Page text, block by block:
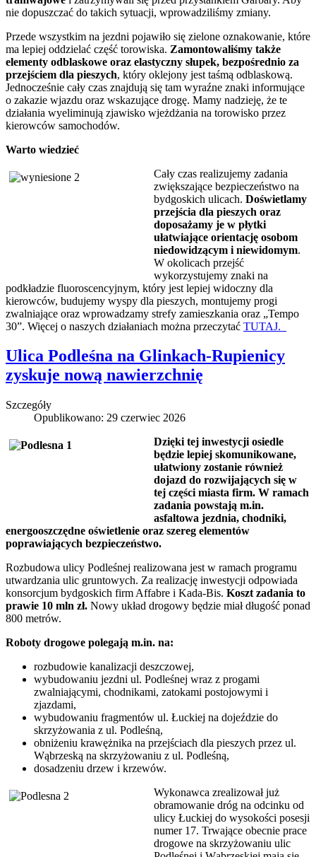
nie dopuszczać do takich sytuacji, wprowadziliśmy zmiany.
Przede wszystkim na jezdni pojawiło się zielone oznakowanie, które
ma lepiej oddzielać część torowiska. Zamontowaliśmy także
elementy odblaskowe oraz elastyczny słupek, bezpośrednio za
przejściem dla pieszych, który oklejony jest taśmą odblaskową.
Jednocześnie cały czas znajdują się tam wyraźne znaki informujące
o zakazie wjazdu oraz wskazujące drogę. Mamy nadzieję, że te
działania wyeliminują zjawisko wjeżdżania na torowisko przez
kierowców samochodów.
Warto wiedzieć
Cały czas realizujemy zadania
zwiększające bezpieczeństwo na
bydgoskich ulicach. Doświetlamy
przejścia dla pieszych oraz
doposażamy je w płytki
ułatwiające orientację osobom
niedowidzącym i niewidomym.
W okolicach przejść
wykorzystujemy znaki na
podkładzie fluoroscencyjnym, który jest lepiej widoczny dla
kierowców, budujemy wyspy dla pieszych, montujemy progi
zwalniające oraz wprowadzamy strefy zamieszkania oraz „Tempo
30”. Więcej o naszych działaniach można przeczytać TUTAJ.
Ulica Podleśna na Glinkach-Rupienicy
zyskuje nową nawierzchnię
Szczegóły
Opublikowano: 29 czerwiec 2026
Dzięki tej inwestycji osiedle
będzie lepiej skomunikowane,
ułatwiony zostanie również
dojazd do rozwijających się w
tej części miasta firm. W ramach
zadania powstają m.in.
asfaltowa jezdnia, chodniki,
energooszczędne oświetlenie oraz szereg elementów
poprawiających bezpieczeństwo.
Rozbudowa ulicy Podleśnej realizowana jest w ramach programu
utwardzania ulic gruntowych. Za realizację inwestycji odpowiada
konsorcjum bydgoskich firm Affabre i Kada-Bis. Koszt zadania to
prawie 10 mln zł. Nowy układ drogowy będzie miał długość ponad
800 metrów.
Roboty drogowe polegają m.in. na:
rozbudowie kanalizacji deszczowej,
wybudowaniu jezdni ul. Podleśnej wraz z progami
zwalniającymi, chodnikami, zatokami postojowymi i
zjazdami,
wybudowaniu fragmentów ul. Łuckiej na dojeździe do
skrzyżowania z ul. Podleśną,
obniżeniu krawężnika na przejściach dla pieszych przez ul.
Wąbrzeską na skrzyżowaniu z ul. Podleśną,
dosadzeniu drzew i krzewów.
Wykonawca zrealizował już
obramowanie dróg na odcinku od
ulicy Łuckiej do wysokości posesji
numer 17. Trwające obecnie prace
drogowe na skrzyżowaniu ulic